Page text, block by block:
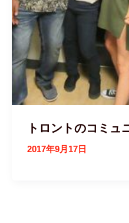
トロントのコミュ
2017年9月17日